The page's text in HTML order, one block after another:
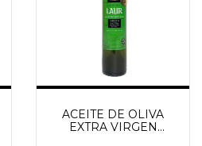
ACEITE DE OLIVA
EXTRA VIRGEN